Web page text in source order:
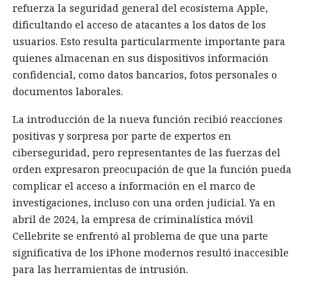
refuerza la seguridad general del ecosistema Apple,
dificultando el acceso de atacantes a los datos de los
usuarios. Esto resulta particularmente importante para
quienes almacenan en sus dispositivos información
confidencial, como datos bancarios, fotos personales o
documentos laborales.
La introducción de la nueva función recibió reacciones
positivas y sorpresa por parte de expertos en
ciberseguridad, pero representantes de las fuerzas del
orden expresaron preocupación de que la función pueda
complicar el acceso a información en el marco de
investigaciones, incluso con una orden judicial. Ya en
abril de 2024, la empresa de criminalística móvil
Cellebrite se enfrentó al problema de que una parte
significativa de los iPhone modernos resultó inaccesible
para las herramientas de intrusión.